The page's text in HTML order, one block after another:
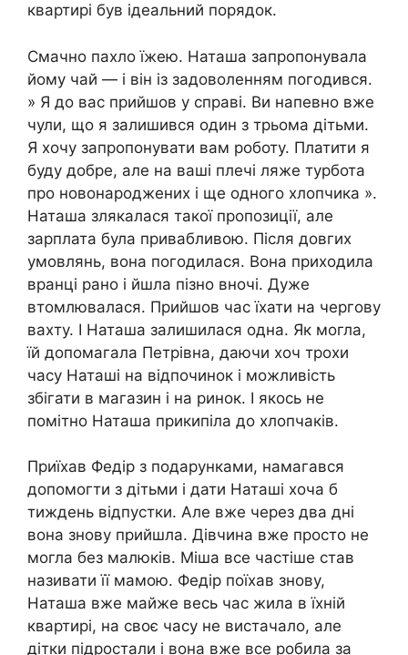
квартирі був ідеальний порядок.
Смачно пахло їжею. Наташа запропонувала
йому чай — і він із задоволенням погодився.
» Я до вас прийшов у справі. Ви напевно вже
чули, що я залишився один з трьома дітьми.
Я хочу запропонувати вам роботу. Платити я
буду добре, але на ваші плечі ляже турбота
про новонароджених і ще одного хлопчика ».
Наташа злякалася такої пропозиції, але
зарплата була привабливою. Після довгих
умовлянь, вона погодилася. Вона приходила
вранці рано і йшла пізно вночі. Дуже
втомлювалася. Прийшов час їхати на чергову
вахту. І Наташа залишилася одна. Як могла,
їй допомагала Петрівна, даючи хоч трохи
часу Наташі на відпочинок і можливість
збігати в магазин і на ринок. І якось не
помітно Наташа прикипіла до хлопчаків.
Приїхав Федір з подарунками, намагався
допомогти з дітьми і дати Наташі хоча б
тиждень відпустки. Але вже через два дні
вона знову прийшла. Дівчина вже просто не
могла без малюків. Міша все частіше став
називати її мамою. Федір поїхав знову,
Наташа вже майже весь час жила в їхній
квартирі, на своє часу не вистачало, але
дітки підростали і вона вже все робила за